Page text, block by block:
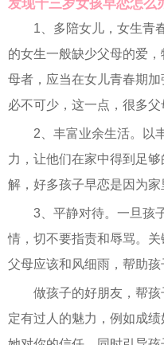
发现十三岁女孩早恋怎么
1、多陪女儿，女生青
的女生一般缺少父母的爱
母者，应当在女儿青春期
必不可少，这一点，很多父
2、丰富业余生活。以
力，让他们在家中得到足
解，好多孩子早恋是因为家
3、平静对待。一旦孩
情，切不要指责和辱骂。关
父母应该和风细雨，帮助孩
做孩子的好朋友，帮
定有过人的魅力，例如成